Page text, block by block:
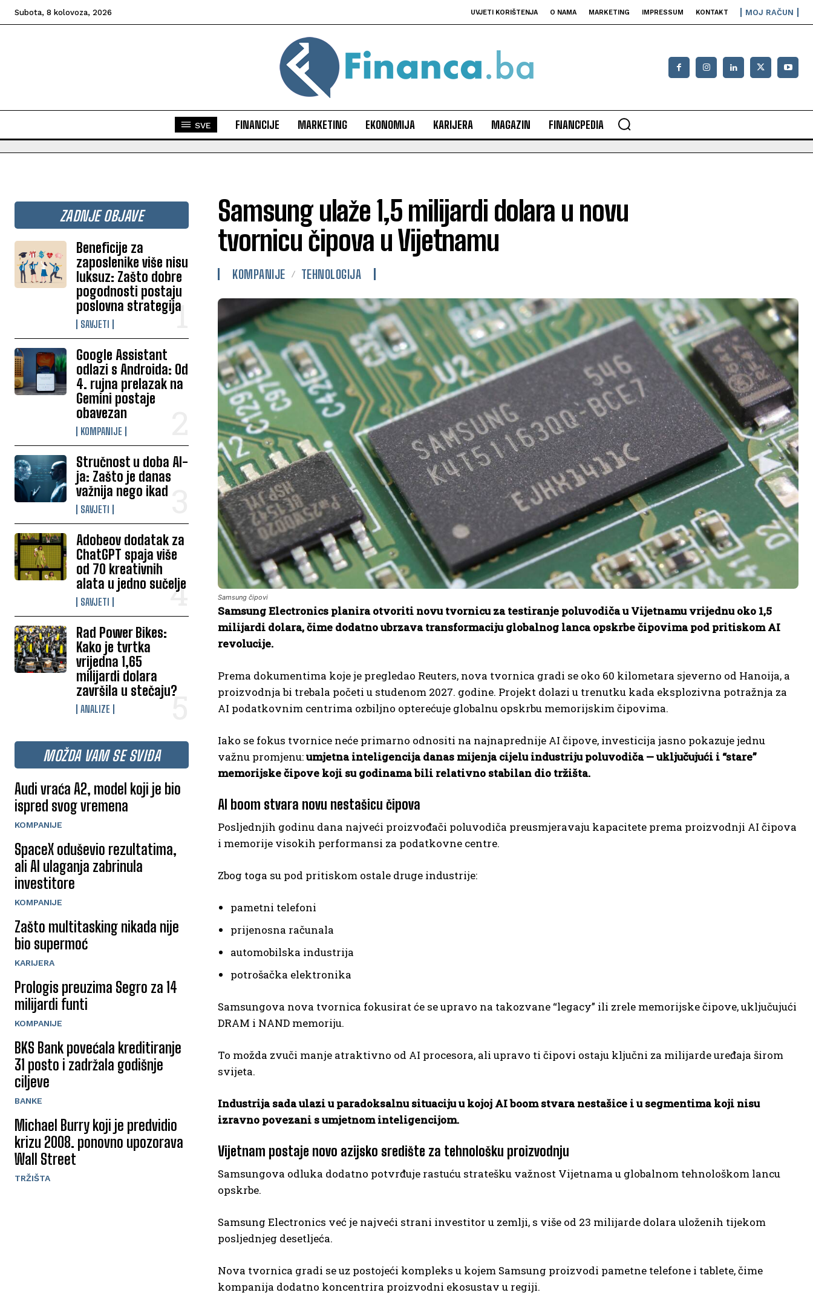
Subota, 8 kolovoza, 2026 UVJETI KORIŠTENJA O NAMA MARKETING IMPRESSUM KONTAKT MOJ RAČUN
SVE FINANCIJE MARKETING EKONOMIJA KARIJERA MAGAZIN FINANCPEDIA
ZADNJE OBJAVE
Beneficije za
zaposlenike više nisu
luksuz: Zašto dobre
pogodnosti postaju
poslovna strategija
SAVJETI
Google Assistant
odlazi s Androida: Od
4. rujna prelazak na
Gemini postaje
obavezan
KOMPANIJE
Stručnost u doba AI-
ja: Zašto je danas
važnija nego ikad
SAVJETI
Adobeov dodatak za
ChatGPT spaja više
od 70 kreativnih
alata u jedno sučelje
SAVJETI
Rad Power Bikes:
Kako je tvrtka
vrijedna 1,65
milijardi dolara
završila u stečaju?
ANALIZE
MOŽDA VAM SE SVIĐA
Audi vraća A2, model koji je bio
ispred svog vremena
KOMPANIJE
SpaceX oduševio rezultatima,
ali AI ulaganja zabrinula
investitore
KOMPANIJE
Zašto multitasking nikada nije
bio supermoć
KARIJERA
Prologis preuzima Segro za 14
milijardi funti
KOMPANIJE
BKS Bank povećala kreditiranje
31 posto i zadržala godišnje
ciljeve
BANKE
Michael Burry koji je predvidio
krizu 2008. ponovno upozorava
Wall Street
TRŽIŠTA
Samsung ulaže 1,5 milijardi dolara u novu
tvornicu čipova u Vijetnamu
KOMPANIJE TEHNOLOGIJA
Samsung čipovi
Samsung Electronics planira otvoriti novu tvornicu za testiranje poluvodiča u Vijetnamu vrijednu oko 1,5
milijardi dolara, čime dodatno ubrzava transformaciju globalnog lanca opskrbe čipovima pod pritiskom AI
revolucije.
Prema dokumentima koje je pregledao Reuters, nova tvornica gradi se oko 60 kilometara sjeverno od Hanoija, a
proizvodnja bi trebala početi u studenom 2027. godine. Projekt dolazi u trenutku kada eksplozivna potražnja za
AI podatkovnim centrima ozbiljno opterećuje globalnu opskrbu memorijskim čipovima.
Iako se fokus tvornice neće primarno odnositi na najnaprednije AI čipove, investicija jasno pokazuje jednu
važnu promjenu:umjetna inteligencija danas mijenja cijelu industriju poluvodiča — uključujući i “stare”
memorijske čipove koji su godinama bili relativno stabilan dio tržišta.
AI boom stvara novu nestašicu čipova
Posljednjih godinu dana najveći proizvođači poluvodiča preusmjeravaju kapacitete prema proizvodnji AI čipova
i memorije visokih performansi za podatkovne centre.
Zbog toga su pod pritiskom ostale druge industrije:
pametni telefoni
prijenosna računala
automobilska industrija
potrošačka elektronika
Samsungova nova tvornica fokusirat će se upravo na takozvane “legacy” ili zrele memorijske čipove, uključujući
DRAM i NAND memoriju.
To možda zvuči manje atraktivno od AI procesora, ali upravo ti čipovi ostaju ključni za milijarde uređaja širom
svijeta.
Industrija sada ulazi u paradoksalnu situaciju u kojoj AI boom stvara nestašice i u segmentima koji nisu
izravno povezani s umjetnom inteligencijom.
Vijetnam postaje novo azijsko središte za tehnološku proizvodnju
Samsungova odluka dodatno potvrđuje rastuću stratešku važnost Vijetnama u globalnom tehnološkom lancu
opskrbe.
Samsung Electronics već je najveći strani investitor u zemlji, s više od 23 milijarde dolara uloženih tijekom
posljednjeg desetljeća.
Nova tvornica gradi se uz postojeći kompleks u kojem Samsung proizvodi pametne telefone i tablete, čime
kompanija dodatno koncentrira proizvodni ekosustav u regiji.